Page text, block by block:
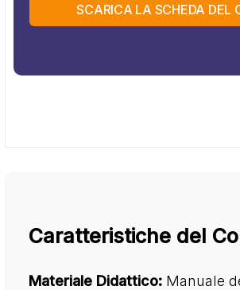
SCARICA LA SCHEDA DEL
Caratteristiche del
Materiale Didattico: Manuale